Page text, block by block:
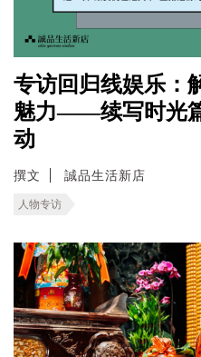
专访回归线娱乐：
魅力——续写时光
动
撰文 誠品生活新店
人物专访